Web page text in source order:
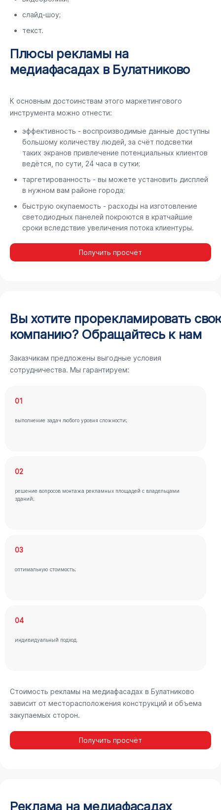
слайд-шоу;
текст.
Плюсы рекламы на
медиафасадах в Булатниково
К основным достоинствам этого маркетингового
инструмента можно отнести:
эффективность - воспроизводимые данные доступны
большому количеству людей, за счёт подсветки
таких экранов привлечение потенциальных клиентов
ведётся, по сути, 24 часа в сутки;
таргетированность - вы можете установить дисплей
в нужном вам районе города;
быструю окупаемость - расходы на изготовление
светодиодных панелей покроются в кратчайшие
сроки вследствие увеличения потока клиентуры.
Получить просчёт
Вы хотите прорекламировать
компанию? Обращайтесь к нам
Заказчикам предложены выгодные условия
сотрудничества. Мы гарантируем:
01
выполнение задач любого уровня сложности;
02
решение вопросов монтажа рекламных площадей с владельцами
зданий;
03
оптимальную стоимость;
04
индивидуальный подход.
Стоимость рекламы на медиафасадах в Булатниково
зависит от месторасположения конструкций и объема
закупаемых сторон.
Получить просчёт
Реклама на медиафасадах